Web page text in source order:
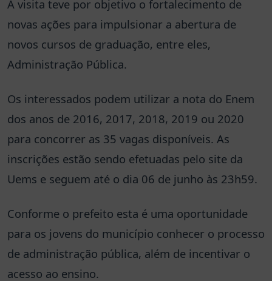
A visita teve por objetivo o fortalecimento de
novas ações para impulsionar a abertura de
novos cursos de graduação, entre eles,
Administração Pública.
Os interessados podem utilizar a nota do Enem
dos anos de 2016, 2017, 2018, 2019 ou 2020
para concorrer as 35 vagas disponíveis. As
inscrições estão sendo efetuadas pelo site da
Uems e seguem até o dia 06 de junho às 23h59.
Conforme o prefeito esta é uma oportunidade
para os jovens do município conhecer o processo
de administração pública, além de incentivar o
acesso ao ensino.